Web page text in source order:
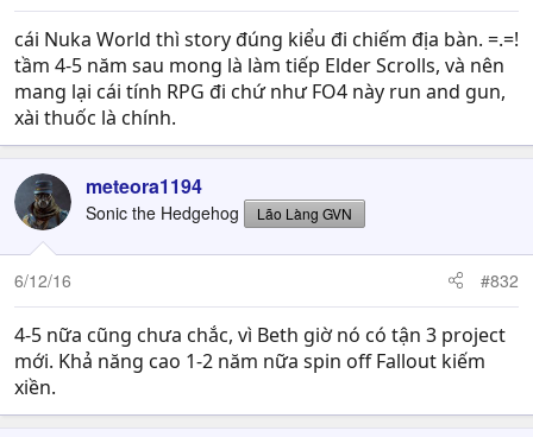
cái Nuka World thì story đúng kiểu đi chiếm địa bàn. =.=!
tầm 4-5 năm sau mong là làm tiếp Elder Scrolls, và nên
mang lại cái tính RPG đi chứ như FO4 này run and gun,
xài thuốc là chính.
meteora1194
Sonic the Hedgehog Lão Làng GVN
6/12/16 #832
4-5 nữa cũng chưa chắc, vì Beth giờ nó có tận 3 project
mới. Khả năng cao 1-2 năm nữa spin off Fallout kiếm
xiền.